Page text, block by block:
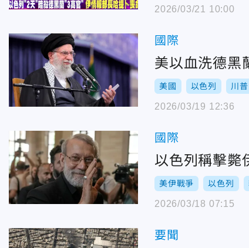
2026/03/21 10:00
國際
美以血洗德
美國 以色列 川普
2026/03/19 12:36
國際
以色列稱擊
美伊戰爭 以色列
2026/03/18 07:15
要聞